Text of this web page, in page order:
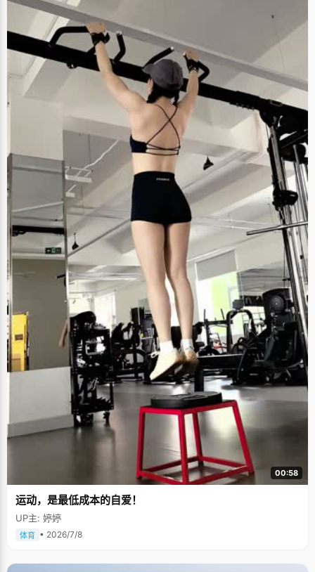
00:58
运动，是最低成本的自爱！
UP主: 婷婷
体育 • 2026/7/8